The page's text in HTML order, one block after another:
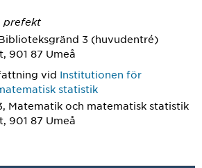
prefekt
3 (huvudentré)
901 87 Umeå
vid Institutionen för
statistik
Matematik och matematisk statistik
901 87 Umeå